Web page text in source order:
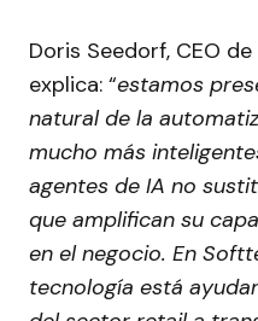
Doris Seedorf, CEO
explica: “estamos
natural de la
mucho más
agentes de IA no
que amplifican su
en el negocio. En
tecnología está